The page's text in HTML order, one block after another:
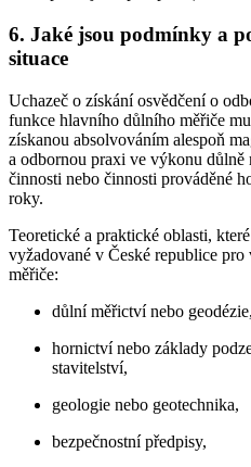
6. Jaké jsou podmínky a
situace
Uchazeč o získání osvědčení o
funkce hlavního důlního měřiče
získanou absolvováním alespoň
a odbornou praxi ve výkonu
činnosti nebo činnosti prováděné
roky.
Teoretické a praktické oblasti,
vyžadované v České republice
měřiče:
důlní měřictví nebo geodézie,
hornictví nebo základy
stavitelství,
geologie nebo geotechnika,
bezpečnostní předpisy,